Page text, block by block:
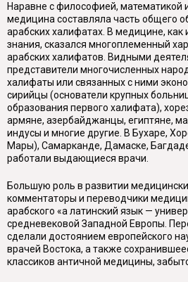
Наравне с философией, математикой
медицина составляла часть общего
арабских халифатах. В медицине, как
знания, сказался многоплеменный
арабских халифатов. Видными
представители многочисленных
халифаты или связанных с ними
сирийцы (основатели крупных
образования первого халифата),
армяне, азербайджанцы, египтяне,
индусы и многие другие. В Бухаре,
Мары), Самарканде, Дамаске,
работали выдающиеся врачи.
Большую роль в развитии
комментаторы и переводчики
арабского «а латинский язык —
средневековой Западной Европы.
сделали достоянием европейского
врачей Востока, а также
классиков античной медицины,